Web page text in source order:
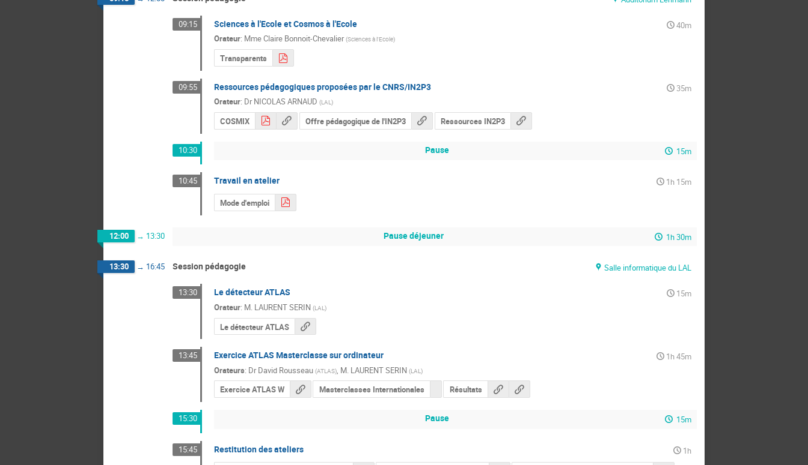
09:15 Sciences à l'Ecole et Cosmos à l'Ecole
40m
Orateur: MmeClaire Bonnoit-Chevalier (Sciences à l'Ecole)
Transparents
09:55 Ressources pédagogiques proposées par le CNRS/IN2P3
35m
Orateur: Dr NICOLAS ARNAUD (LAL)
COSMIX Offre pédagogique de l'IN2P3 Ressources IN2P3
10:30 Pause 15m
10:45 Travail en atelier
1h 15m
Mode d'emploi
12:00 → 13:30 Pause déjeuner 1h 30m
13:30 → 16:45 Session pédagogie Salle informatique du LAL
13:30 Le détecteur ATLAS
15m
Orateur: M. LAURENT SERIN (LAL )
Le détecteur ATLAS
13:45 Exercice ATLAS Masterclasse sur ordinateur
1h 45m
Orateurs: Dr David Rousseau (ATLAS), M. LAURENT SERIN (LAL )
Exercice ATLAS W Masterclasses Internationales Résultats
15:30 Pause 15m
15:45 Restitution des ateliers
1h